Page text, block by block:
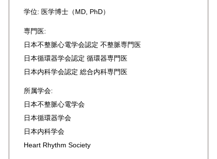
学位: 医学博士（MD, PhD）
専門医:
日本不整脈心電学会認定 不整脈専門医
日本循環器学会認定 循環器専門医
日本内科学会認定 総合内科専門医
所属学会:
日本不整脈心電学会
日本循環器学会
日本内科学会
Heart Rhythm Society